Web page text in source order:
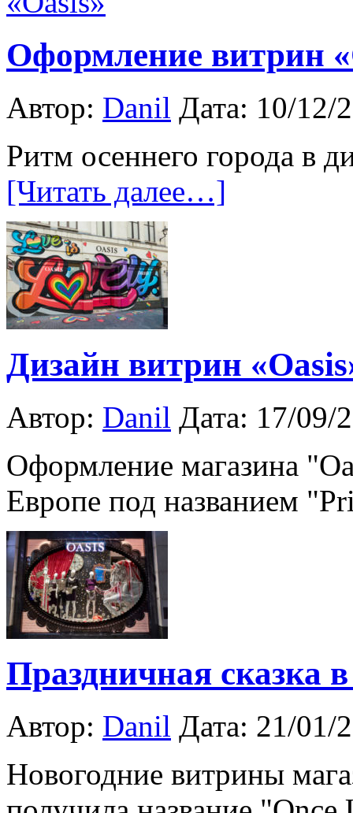
Оформление витрин
Автор: Danil Дата: 10/12/
Ритм осеннего города в
[Читать далее…]
Дизайн витрин
Автор: Danil Дата: 17/09/
Оформление магазина
Европе под названием
Праздничная сказка
Автор: Danil Дата: 21/01/
Новогодние витрины